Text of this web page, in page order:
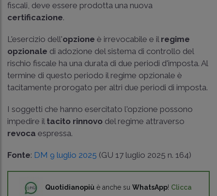
fiscali, deve essere prodotta una nuova
certificazione.
L'esercizio dell'opzione è irrevocabile e il regime
opzionale di adozione del sistema di controllo del
rischio fiscale ha una durata di due periodi d'imposta. Al
termine di questo periodo il regime opzionale è
tacitamente prorogato per altri due periodi di imposta.
I soggetti che hanno esercitato l'opzione possono
impedire il tacito rinnovo del regime attraverso
revoca espressa.
Fonte: DM 9 luglio 2025 (GU 17 luglio 2025 n. 164)
Quotidianopiù è anche su WhatsApp! Clicca